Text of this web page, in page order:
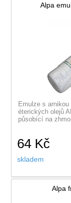
Alpa
Emulze s
éterických olejů
působící na
64 Kč
skladem
Alpa